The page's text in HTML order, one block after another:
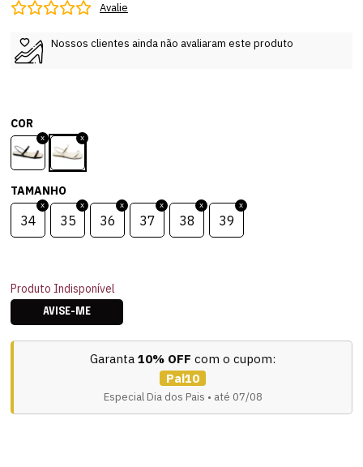
Avalie
Nossos clientes ainda não avaliaram este produto
COR
TAMANHO
34 35 36 37 38 39
Produto Indisponível
AVISE-ME
Garanta 10% OFF com o cupom:
Pai10
Especial Dia dos Pais • até 07/08